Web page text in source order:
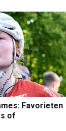
Favorieten
of